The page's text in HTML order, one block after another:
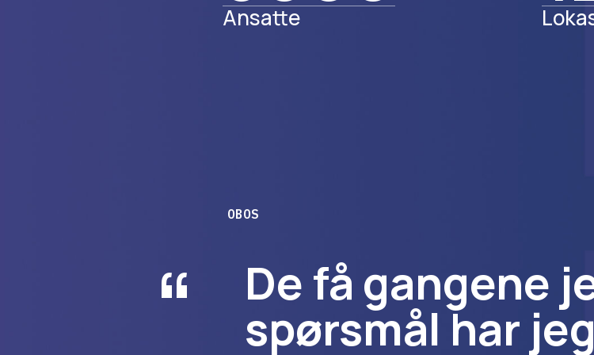
Ansatte
“
OBOS
De få gangene
spørsmål har